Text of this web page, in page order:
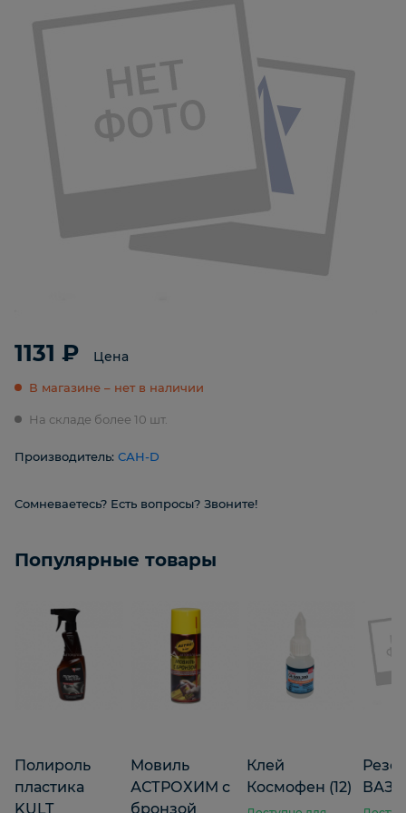
1131 ₽ Цена
В магазине – нет в наличии
На складе более 10 шт.
Производитель: САН-D
Сомневаетесь? Есть вопросы? Звоните!
Популярные товары
Полироль
пластика
KULT
Мовиль
АСТРОХИМ с
бронзой
Клей
Космофен (12)
ВАЗ